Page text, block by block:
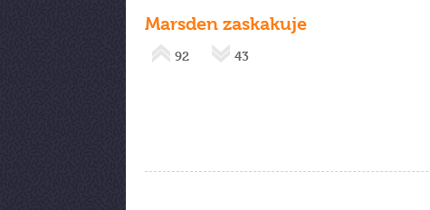
Marsden zaskakuje
92 43